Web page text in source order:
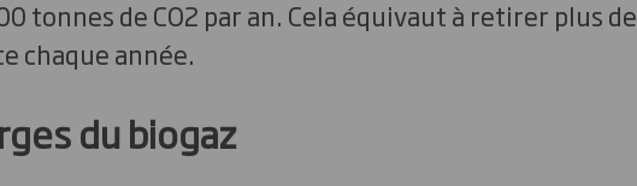
tonnes de CO2 par an. Cela équivaut à retirer plus de
chaque année.
du biogaz